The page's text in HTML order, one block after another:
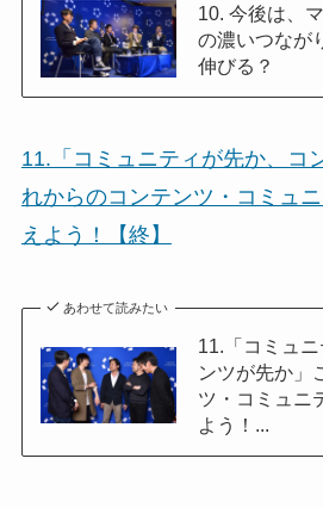
10. 今後は、
の濃いつなが
伸びる？
11.「コミュニティが先か、コ
れからのコンテンツ・コミュ
えよう！【終】
あわせて読みたい
11.「コミュ
ンツが先か」
ツ・コミュニ
よう！...